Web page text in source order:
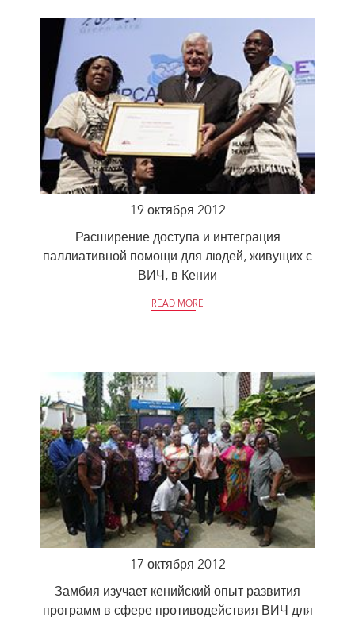
19 октября 2012
Расширение доступа и интеграция
паллиативной помощи для людей, живущих с
ВИЧ, в Кении
READ MORE
17 октября 2012
Замбия изучает кенийский опыт развития
программ в сфере противодействия ВИЧ для